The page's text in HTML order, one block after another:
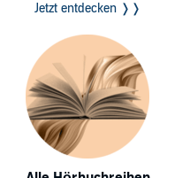
Jetzt entdecken ❭❭